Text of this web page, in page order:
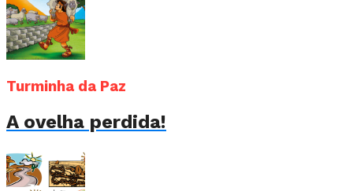
Turminha da Paz
A ovelha perdida!